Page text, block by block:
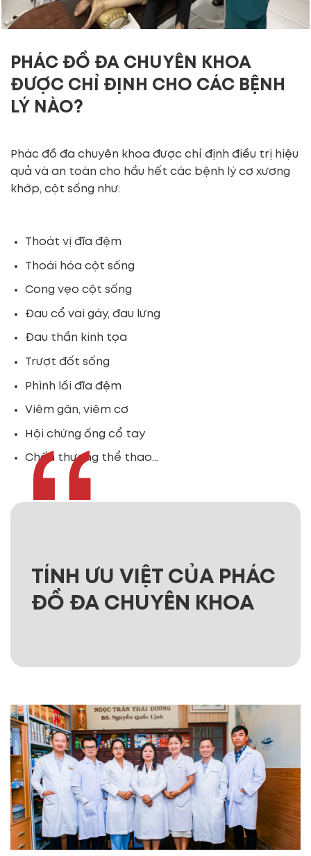
PHÁC ĐỒ ĐA CHUYÊN KHOA
ĐƯỢC CHỈ ĐỊNH CHO CÁC BỆNH
LÝ NÀO?
Phác đồ đa chuyên khoa được chỉ định điều trị hiệu
quả và an toàn cho hầu hết các bệnh lý cơ xương
khớp, cột sống như:
Thoát vị đĩa đệm
Thoái hóa cột sống
Cong vẹo cột sống
Đau cổ vai gáy, đau lưng
Đau thần kinh tọa
Trượt đốt sống
Phình lồi đĩa đệm
Viêm gân, viêm cơ
Hội chứng ống cổ tay
Chấn thương thể thao…
TÍNH ƯU VIỆT CỦA PHÁC
ĐỒ ĐA CHUYÊN KHOA